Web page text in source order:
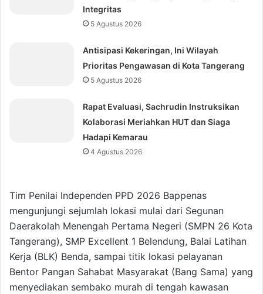
Integritas
5 Agustus 2026
Antisipasi Kekeringan, Ini Wilayah
Prioritas Pengawasan di Kota Tangerang
5 Agustus 2026
Rapat Evaluasi, Sachrudin Instruksikan
Kolaborasi Meriahkan HUT dan Siaga
Hadapi Kemarau
4 Agustus 2026
Tim Penilai Independen PPD 2026 Bappenas
mengunjungi sejumlah lokasi mulai dari Segunan
Daerakolah Menengah Pertama Negeri (SMPN 26 Kota
Tangerang), SMP Excellent 1 Belendung, Balai Latihan
Kerja (BLK) Benda, sampai titik lokasi pelayanan
Bentor Pangan Sahabat Masyarakat (Bang Sama) yang
menyediakan sembako murah di tengah kawasan